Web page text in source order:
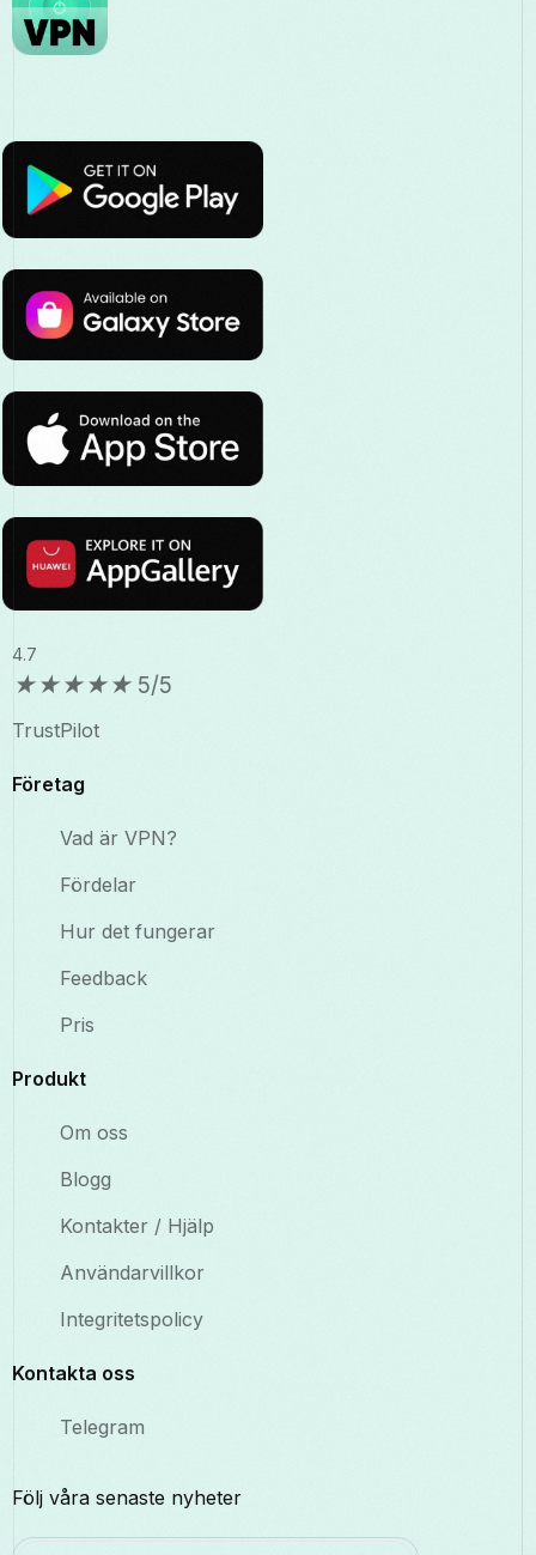
4.7
★★★★★ 5/5
TrustPilot
Företag
Vad är VPN?
Fördelar
Hur det fungerar
Feedback
Pris
Produkt
Om oss
Blogg
Kontakter / Hjälp
Användarvillkor
Integritetspolicy
Kontakta oss
Telegram
Följ våra senaste nyheter